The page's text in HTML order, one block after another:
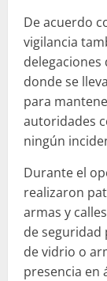
De acuerdo
vigilancia
delegaciones
donde se
para
autoridades
ningún
Durante el
realizaron
armas y
de seguridad
de vidrio o
presencia en